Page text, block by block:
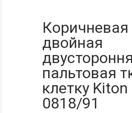
Коричневая
двойная
пальтовая
клетку Kiton
0818/91